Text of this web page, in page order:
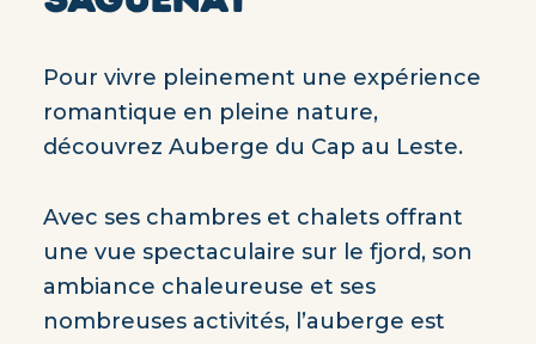
Pour vivre pleinement une expérience
romantique en pleine nature,
découvrez Auberge du Cap au Leste.
Avec ses chambres et chalets offrant
une vue spectaculaire sur le fjord, son
ambiance chaleureuse et ses
nombreuses activités, l’auberge est